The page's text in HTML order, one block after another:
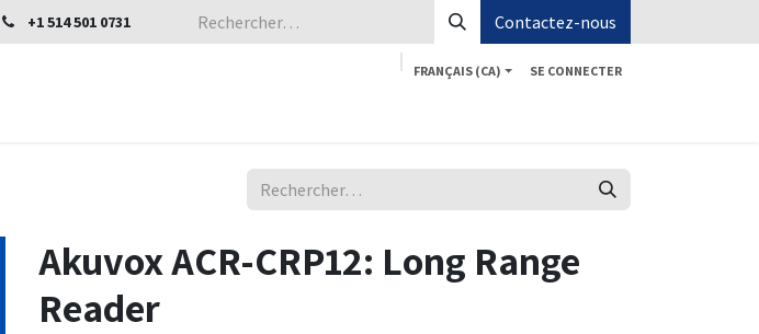
+1 514 501 0731 Contactez-nous
FRANÇAIS (CA) SE CONNECTER
Akuvox ACR-CRP12: Long Range
Reader